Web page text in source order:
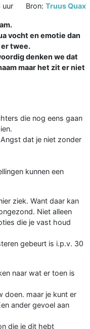
uur Bron: Truus Quax
vocht en emotie dan
er twee.
denken we dat
maar het zit er niet
die nog eens gaan
dat je niet zonder
kunnen een
ziek. Want daar kan
Niet alleen
die je vast houd
gebeurt is i.p.v. 30
naar wat er toen is
doen. maar je kunt er
ander gevoel aan
die je dit hebt